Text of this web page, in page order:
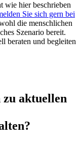
wie hier beschrieben
Sie sich gern bei
die menschlichen
Szenario bereit.
beraten und begleiten
aktuellen